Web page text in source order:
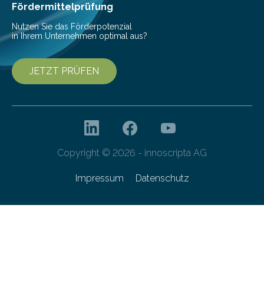
Campus und dem ÖPNV verbinden….
Fördermittelprüfung
Nutzen Sie das Förderpotenzial
in Ihrem Unternehmen optimal aus?
JETZT PRÜFEN
Copyright © 2026 - innoscripta AG
Impressum Datenschutz